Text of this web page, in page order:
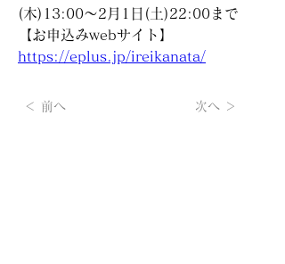
(木)13:00～2月1日(土)22:00まで
【お申込みwebサイト】
https://eplus.jp/ireikanata/
＜ 前へ 次へ ＞